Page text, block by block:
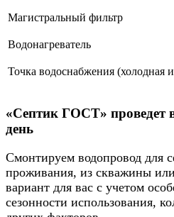
Магистральный фильтр
Водонагреватель
Точка водоснабжения (холодная
«Септик ГОСТ» проведет
день
Смонтируем водопровод для
проживания, из скважины
вариант для вас с учетом
сезонности использования,